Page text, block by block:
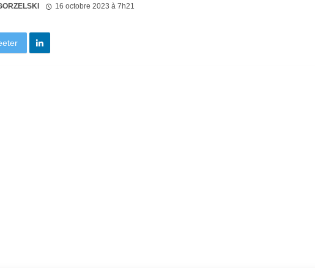
16 octobre 2023 à 7h21